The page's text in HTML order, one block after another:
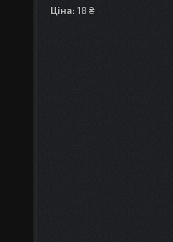
Ціна: 18 ₴